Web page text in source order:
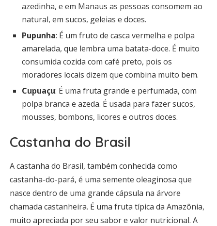
azedinha, e em Manaus as pessoas consomem ao
natural, em sucos, geleias e doces.
Pupunha: É um fruto de casca vermelha e polpa
amarelada, que lembra uma batata-doce. É muito
consumida cozida com café preto, pois os
moradores locais dizem que combina muito bem.
Cupuaçu: É uma fruta grande e perfumada, com
polpa branca e azeda. É usada para fazer sucos,
mousses, bombons, licores e outros doces.
Castanha do Brasil
A castanha do Brasil, também conhecida como
castanha-do-pará, é uma semente oleaginosa que
nasce dentro de uma grande cápsula na árvore
chamada castanheira. É uma fruta típica da Amazônia,
muito apreciada por seu sabor e valor nutricional. A